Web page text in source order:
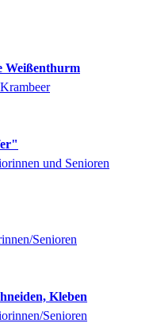
Weißenthurm
und Senioren
Senioren
Kleben
Senioren